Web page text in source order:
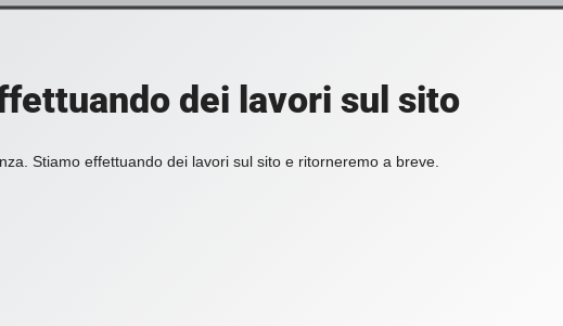
dei lavori sul sito
Stiamo effettuando dei lavori sul sito e ritorneremo a breve.